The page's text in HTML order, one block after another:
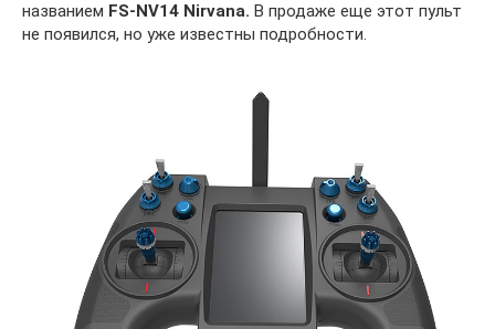
названием FS-NV14 Nirvana. В продаже еще этот пульт
не появился, но уже известны подробности.